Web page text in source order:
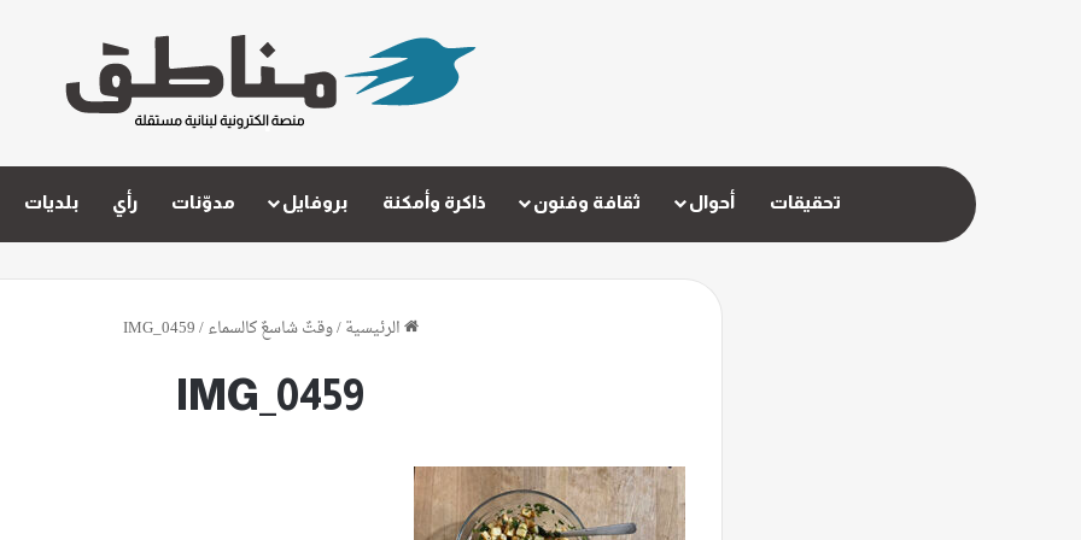
تحقيقات أحوال ثقافة وفنون ذاكرة وأمكنة بروفايل مدوّنات رأي بلديات
الرئيسية/وقتٌ شاسعٌ كالسماء/
IMG_0459
IMG_0459